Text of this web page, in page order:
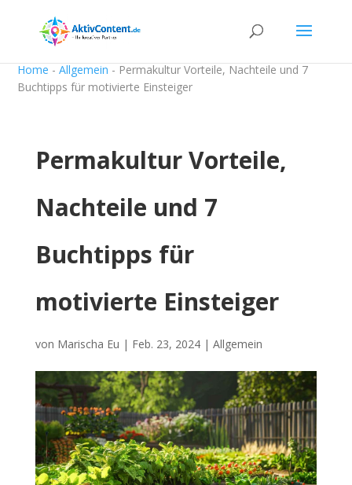
Home -Allgemein - Permakultur Vorteile, Nachteile und 7
Buchtipps für motivierte Einsteiger
Permakultur Vorteile,
Nachteile und 7
Buchtipps für
motivierte Einsteiger
von Marischa Eu | Feb. 23, 2024| Allgemein